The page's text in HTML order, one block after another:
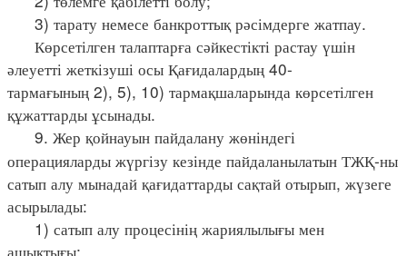
3) тарату немесе банкроттық рәсімдерге жатпау.
Көрсетілген талаптарға сәйкестікті растау үшін
әлеуетті жеткізуші осы Қағидалардың 40-
тармағының 2), 5), 10) тармақшаларында көрсетілген
құжаттарды ұсынады.
9. Жер қойнауын пайдалану жөніндегі
операцияларды жүргізу кезінде пайдаланылатын ТЖҚ-ны
сатып алу мынадай қағидаттарды сақтай отырып, жүзеге
асырылады:
1) сатып алу процесінің жариялылығы мен
ашықтығы;